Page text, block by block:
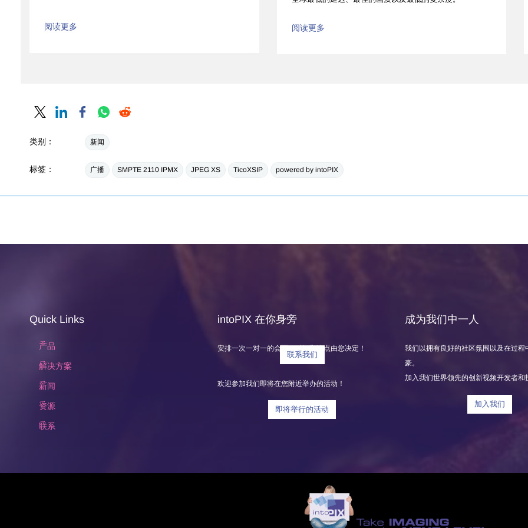
阅读更多 阅读更多
类别： 新闻
标签： 广播 SMPTE 2110 IPMX JPEG XS TicoXSIP powered by intoPIX
Quick Links
产品
解决方案
新闻
资源
联系
intoPIX 在你身旁
安排一次一对一的会面，时间和地点由您决定！
联系我们
欢迎参加我们即将在您附近举办的活动！
即将举行的活动
成为我们中一人
我们以拥有良好的社区氛围以及在过程
豪。
加入我们世界领先的创新视频开发者和
加入我们